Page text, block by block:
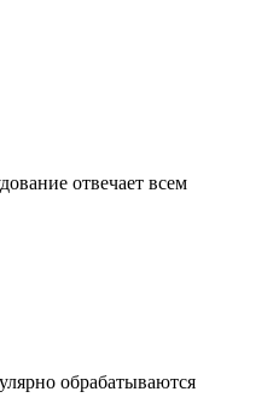
отвечает всем
обрабатываются